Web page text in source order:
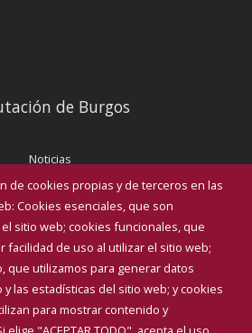
de cookies propias y de terceros en las
Cookies esenciales, que son
sitio web; cookies funcionales, que
facilidad de uso al utilizar el sitio web;
que utilizamos para generar datos
las estadísticas del sitio web; y cookies
para mostrar contenido y
de Burgos
Noticias
Eventos
Municipal
de interés
INICIAR SESIÓN
MAPA WEB